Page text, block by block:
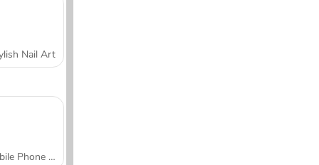
Nail Art
Mobile Phone Case Design & DIY